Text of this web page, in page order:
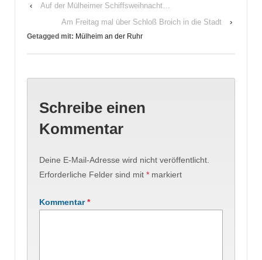
‹
Auf der Mülheimer Schiffsweihnacht…
Am Freitag mal über Schloß Broich in die Stadt
›
Getagged mit: Mülheim an der Ruhr
Schreibe einen
Kommentar
Deine E-Mail-Adresse wird nicht veröffentlicht.
Erforderliche Felder sind mit * markiert
Kommentar*